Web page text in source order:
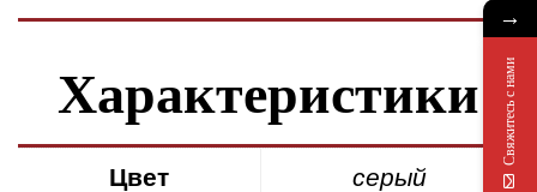
Характеристики
Цвет серый
→
Свяжитесь с нами